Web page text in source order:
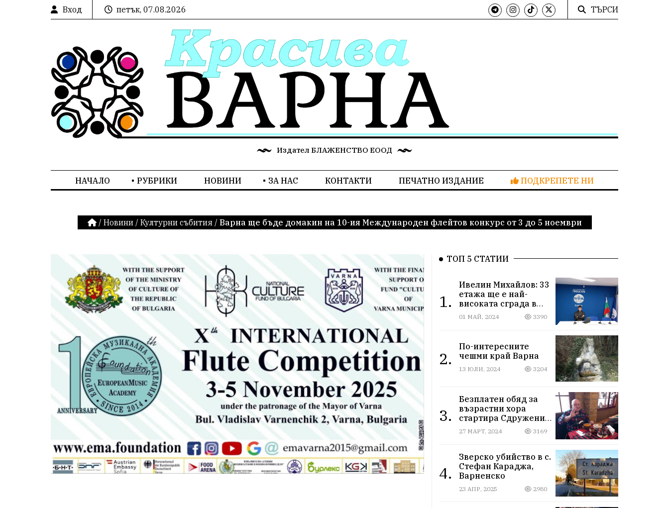
Вход петък, 07.08.2026 ТЪРСИ
Издател БЛАЖЕНСТВО ЕООД
НАЧАЛО РУБРИКИ НОВИНИ ЗА НАС КОНТАКТИ ПЕЧАТНО ИЗДАНИЕ ПОДКРЕПЕТЕ НИ
/ Новини / Културни събития / Варна ще бъде домакин на 10-ия Международен флейтов конкурс от 3 до 5 ноември
ТОП 5 СТАТИИ
1.
Ивелин Михайлов: 33
етажа ще е най-
високата сграда в
новия Сити център
във Варна
01 МАЙ, 2024 3390
2.
По-интересните
чешми край Варна
13 ЮЛИ, 2024 3204
3.
Безплатен обяд за
възрастни хора
стартира Сдружение
„Хора от народа“ във
Варна
27 МАРТ, 2024 3169
4.
Зверско убийство в с.
Стефан Караджа,
Варненско
23 АПР, 2025 2980